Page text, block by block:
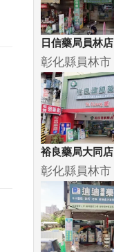
日信藥局員林店
彰化縣員林市
裕良藥局大同店
彰化縣員林市